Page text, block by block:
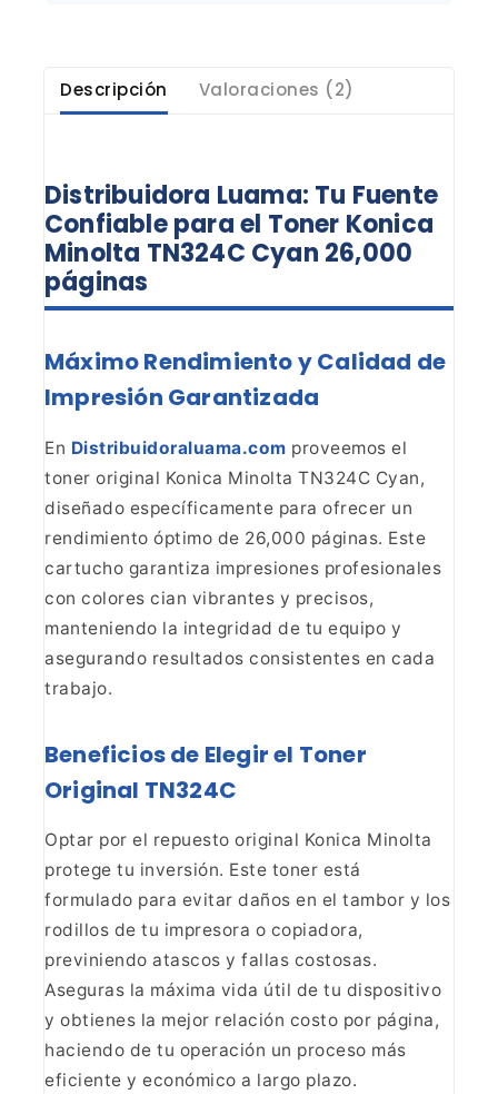
Descripción Valoraciones (2)
Distribuidora Luama: Tu Fuente
Confiable para el Toner Konica
Minolta TN324C Cyan 26,000
páginas
Máximo Rendimiento y Calidad de
Impresión Garantizada
En Distribuidoraluama.com proveemos el
toner original Konica Minolta TN324C Cyan,
diseñado específicamente para ofrecer un
rendimiento óptimo de 26,000 páginas. Este
cartucho garantiza impresiones profesionales
con colores cian vibrantes y precisos,
manteniendo la integridad de tu equipo y
asegurando resultados consistentes en cada
trabajo.
Beneficios de Elegir el Toner
Original TN324C
Optar por el repuesto original Konica Minolta
protege tu inversión. Este toner está
formulado para evitar daños en el tambor y los
rodillos de tu impresora o copiadora,
previniendo atascos y fallas costosas.
Aseguras la máxima vida útil de tu dispositivo
y obtienes la mejor relación costo por página,
haciendo de tu operación un proceso más
eficiente y económico a largo plazo.